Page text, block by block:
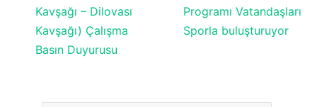
Kavşağı – Dilovası
Kavşağı) Çalışma
Basın Duyurusu
Programı Vatandaşları
Sporla buluşturuyor